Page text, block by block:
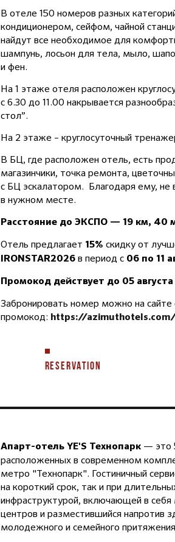
В отеле 150 номеров разных
кондиционером, сейфом, чайной
найдут все необходимое для
шампунь, лосьон для тела, мыло,
и фен.
На 1 этаже отеля расположен
с 6.30 до 11.00 накрывается
стол”.
На 2 этаже – круглосуточный
В БЦ, где расположен отель, есть
магазинчики, точка ремонта,
с БЦ эскалатором. Благодаря ему, не
в нужном месте.
Расстояние до ЭКСПО — 19 км, 40
Отель предлагает 15% скидку от
IRONSTAR2026 в период с 06 по 11
Промокод действует до 05
Забронировать номер можно на сайте
промокод: https://
RESERVATION
Апарт-отель YE'S Технопарк — это
расположенных в современном
метро "Технопарк". Гостиничный
на короткий срок, так и при
инфраструктурой, включающей в
центров и разместившийся напротив
молодежного и семейного